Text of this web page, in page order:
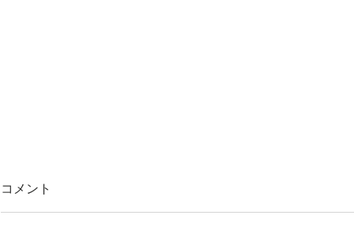
Building generator ビル生成
コメント